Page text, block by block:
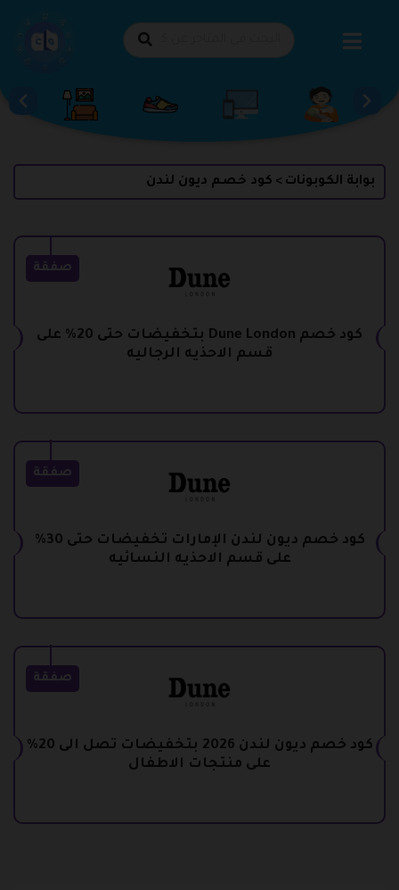
بوابة الكوبونات > كود خصم ديون لندن
صفقة
كود خصم Dune London بتخفيضات حتى 20% على
قسم الاحذيه الرجاليه
صفقة
كود خصم ديون لندن الإمارات تخفيضات حتى 30%
على قسم الاحذيه النسائيه
صفقة
كود خصم ديون لندن 2026 بتخفيضات تصل الى 20%
على منتجات الاطفال